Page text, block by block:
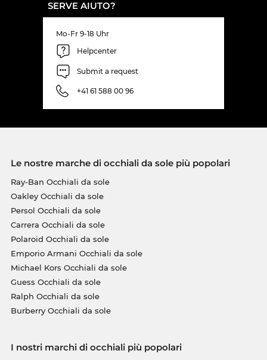
SERVE AIUTO?
Mo-Fr 9-18 Uhr
Helpcenter
Submit a request
+41 61 588 00 96
Le nostre marche di occhiali da sole più popolari
Ray-Ban Occhiali da sole
Oakley Occhiali da sole
Persol Occhiali da sole
Carrera Occhiali da sole
Polaroid Occhiali da sole
Emporio Armani Occhiali da sole
Michael Kors Occhiali da sole
Guess Occhiali da sole
Ralph Occhiali da sole
Burberry Occhiali da sole
I nostri marchi di occhiali più popolari